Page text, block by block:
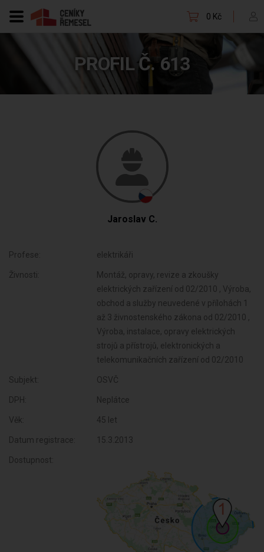
0 Kč
PROFIL Č. 613
Jaroslav C.
Profese: elektrikáři
Živnosti:
Montáž, opravy, revize a zkoušky
elektrických zařízení od 02/2010 , Výroba,
obchod a služby neuvedené v přílohách 1
až 3 živnostenského zákona od 02/2010 ,
Výroba, instalace, opravy elektrických
strojů a přístrojů, elektronických a
telekomunikačních zařízení od 02/2010
Subjekt: OSVČ
DPH: Neplátce
Věk: 45 let
Datum registrace: 15.3.2013
Dostupnost: